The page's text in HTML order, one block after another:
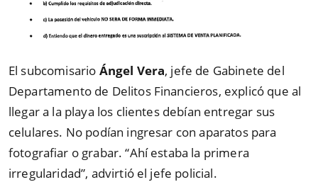
El subcomisario Ángel Vera, jefe de Gabinete del
Departamento de Delitos Financieros, explicó que al
llegar a la playa los clientes debían entregar sus
celulares. No podían ingresar con aparatos para
fotografiar o grabar. “Ahí estaba la primera
irregularidad”, advirtió el jefe policial.